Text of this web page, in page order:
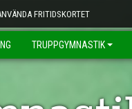
FRITIDSKORTET
TRUPPGYMNASTIK